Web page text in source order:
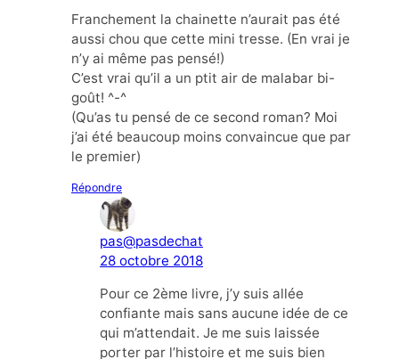
Franchement la chainette n’aurait pas été
aussi chou que cette mini tresse. (En vrai je
n’y ai même pas pensé!)
C’est vrai qu’il a un ptit air de malabar bi-
goût! ^-^
(Qu’as tu pensé de ce second roman? Moi
j’ai été beaucoup moins convaincue que par
le premier)
Répondre
pas@pasdechat
28 octobre 2018
Pour ce 2ème livre, j’y suis allée
confiante mais sans aucune idée de ce
qui m’attendait. Je me suis laissée
porter par l’histoire et me suis bien